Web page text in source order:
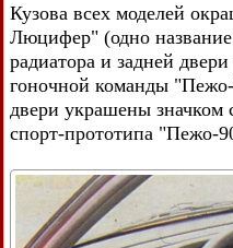
Кузова всех моделей
Люцифер" (одно
радиатора и задней
гоночной команды
двери украшены значком
спорт-прототипа "Пежо-